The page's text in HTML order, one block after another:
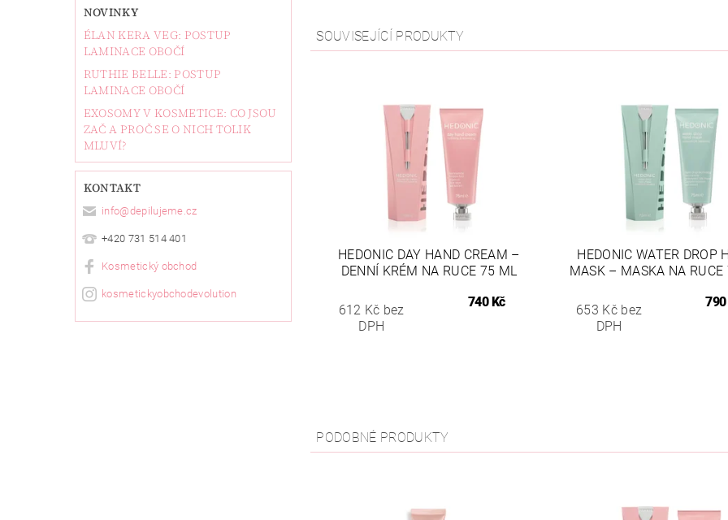
NOVINKY
ÉLAN KERA VEG: POSTUP
LAMINACE OBOČÍ
RUTHIE BELLE: POSTUP
LAMINACE OBOČÍ
EXOSOMY V KOSMETICE: CO JSOU
ZAČ A PROČ SE O NICH TOLIK
MLUVÍ?
KONTAKT
info@depilujeme.cz
+420 731 514 401
Kosmetický obchod
kosmetickyobchodevolution
SOUVISEJÍCÍ PRODUKTY
HEDONIC DAY HAND CREAM –
DENNÍ KRÉM NA RUCE 75 ML
612 Kč bez
DPH
740 Kč
HEDONIC WATER DROP
MASK – MASKA NA
653 Kč bez
DPH
PODOBNÉ PRODUKTY